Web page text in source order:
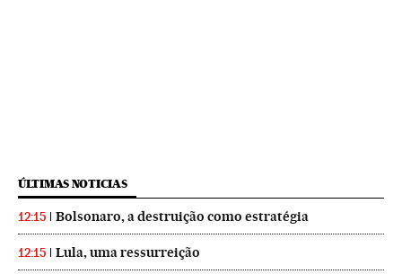
ÚLTIMAS NOTICIAS
12:15 Bolsonaro, a destruição como estratégia
12:15 Lula, uma ressurreição